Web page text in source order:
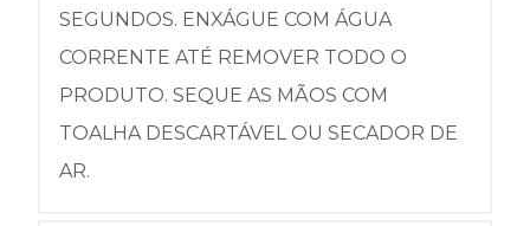
SEGUNDOS. ENXÁGUE COM ÁGUA
CORRENTE ATÉ REMOVER TODO O
PRODUTO. SEQUE AS MÃOS COM
TOALHA DESCARTÁVEL OU SECADOR DE
AR.